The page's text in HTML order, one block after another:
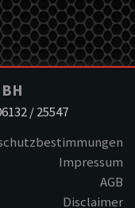
/ 25547
Impressum
AGB
Disclaimer